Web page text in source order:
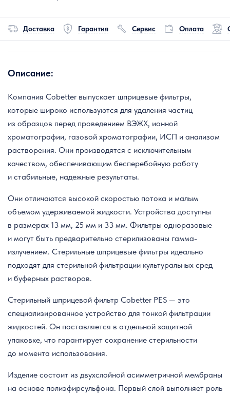
Доставка Гарантия Сервис Оплата
Описание:
Компания Cobetter выпускает шприцевые фильтры,
которые широко используются для удаления частиц
из образцов перед проведением ВЭЖХ, ионной
хроматографии, газовой хроматографии, ИСП и анализом
растворения. Они производятся с исключительным
качеством, обеспечивающим бесперебойную работу
и стабильные, надежные результаты.
Они отличаются высокой скоростью потока и малым
объемом удерживаемой жидкости. Устройства доступны
в размерах 13 мм, 25 мм и 33 мм. Фильтры одноразовые
и могут быть предварительно стерилизованы гамма-
излучением. Стерильные шприцевые фильтры идеально
подходят для стерильной фильтрации культуральных сред
и буферных растворов.
Стерильный шприцевой фильтр Cobetter PES — это
специализированное устройство для тонкой фильтрации
жидкостей. Он поставляется в отдельной защитной
упаковке, что гарантирует сохранение стерильности
до момента использования.
Изделие состоит из двухслойной асимметричной мембраны
на основе полиэфирсульфона. Первый слой выполняет роль